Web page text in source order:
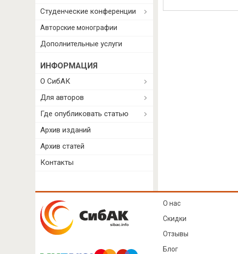
Студенческие конференции
Авторские монографии
Дополнительные услуги
ИНФОРМАЦИЯ
О СибАК
Для авторов
Где опубликовать статью
Архив изданий
Архив статей
Контакты
О нас
Скидки
Отзывы
Блог